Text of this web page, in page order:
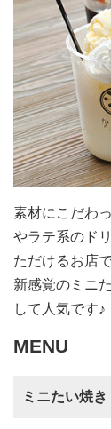
素材にこだわ
やラテ系のド
ただけるお店で
新感覚のミニ
して人気です♪
MENU
ミニたい焼き